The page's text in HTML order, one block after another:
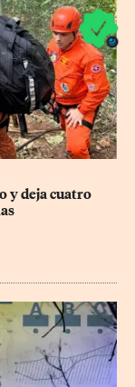
y deja cuatro